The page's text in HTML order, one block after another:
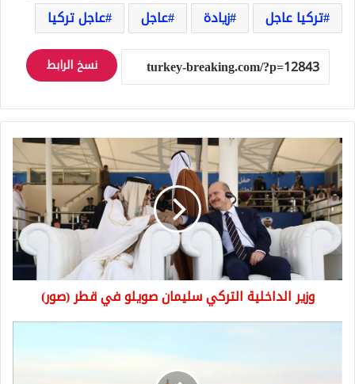
تركيا عاجل
زيادة عاجل عاجل تركيا
نسخ الرابط
وزير
الداخلية
التركي
سليمان
صويلو
في
قطر
(صور)
وزير الداخلية التركي سليمان صويلو في قطر (صور)
شلل